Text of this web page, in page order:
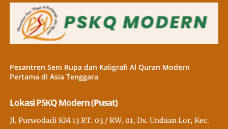
Pesantren Seni Rupa dan Kaligrafi Al Quran Modern
Pertama di Asia Tenggara
Lokasi PSKQ Modern (Pusat)
Jl. Purwodadi KM 13 RT. 03 / RW. 01, Ds. Undaan Lor, Kec.